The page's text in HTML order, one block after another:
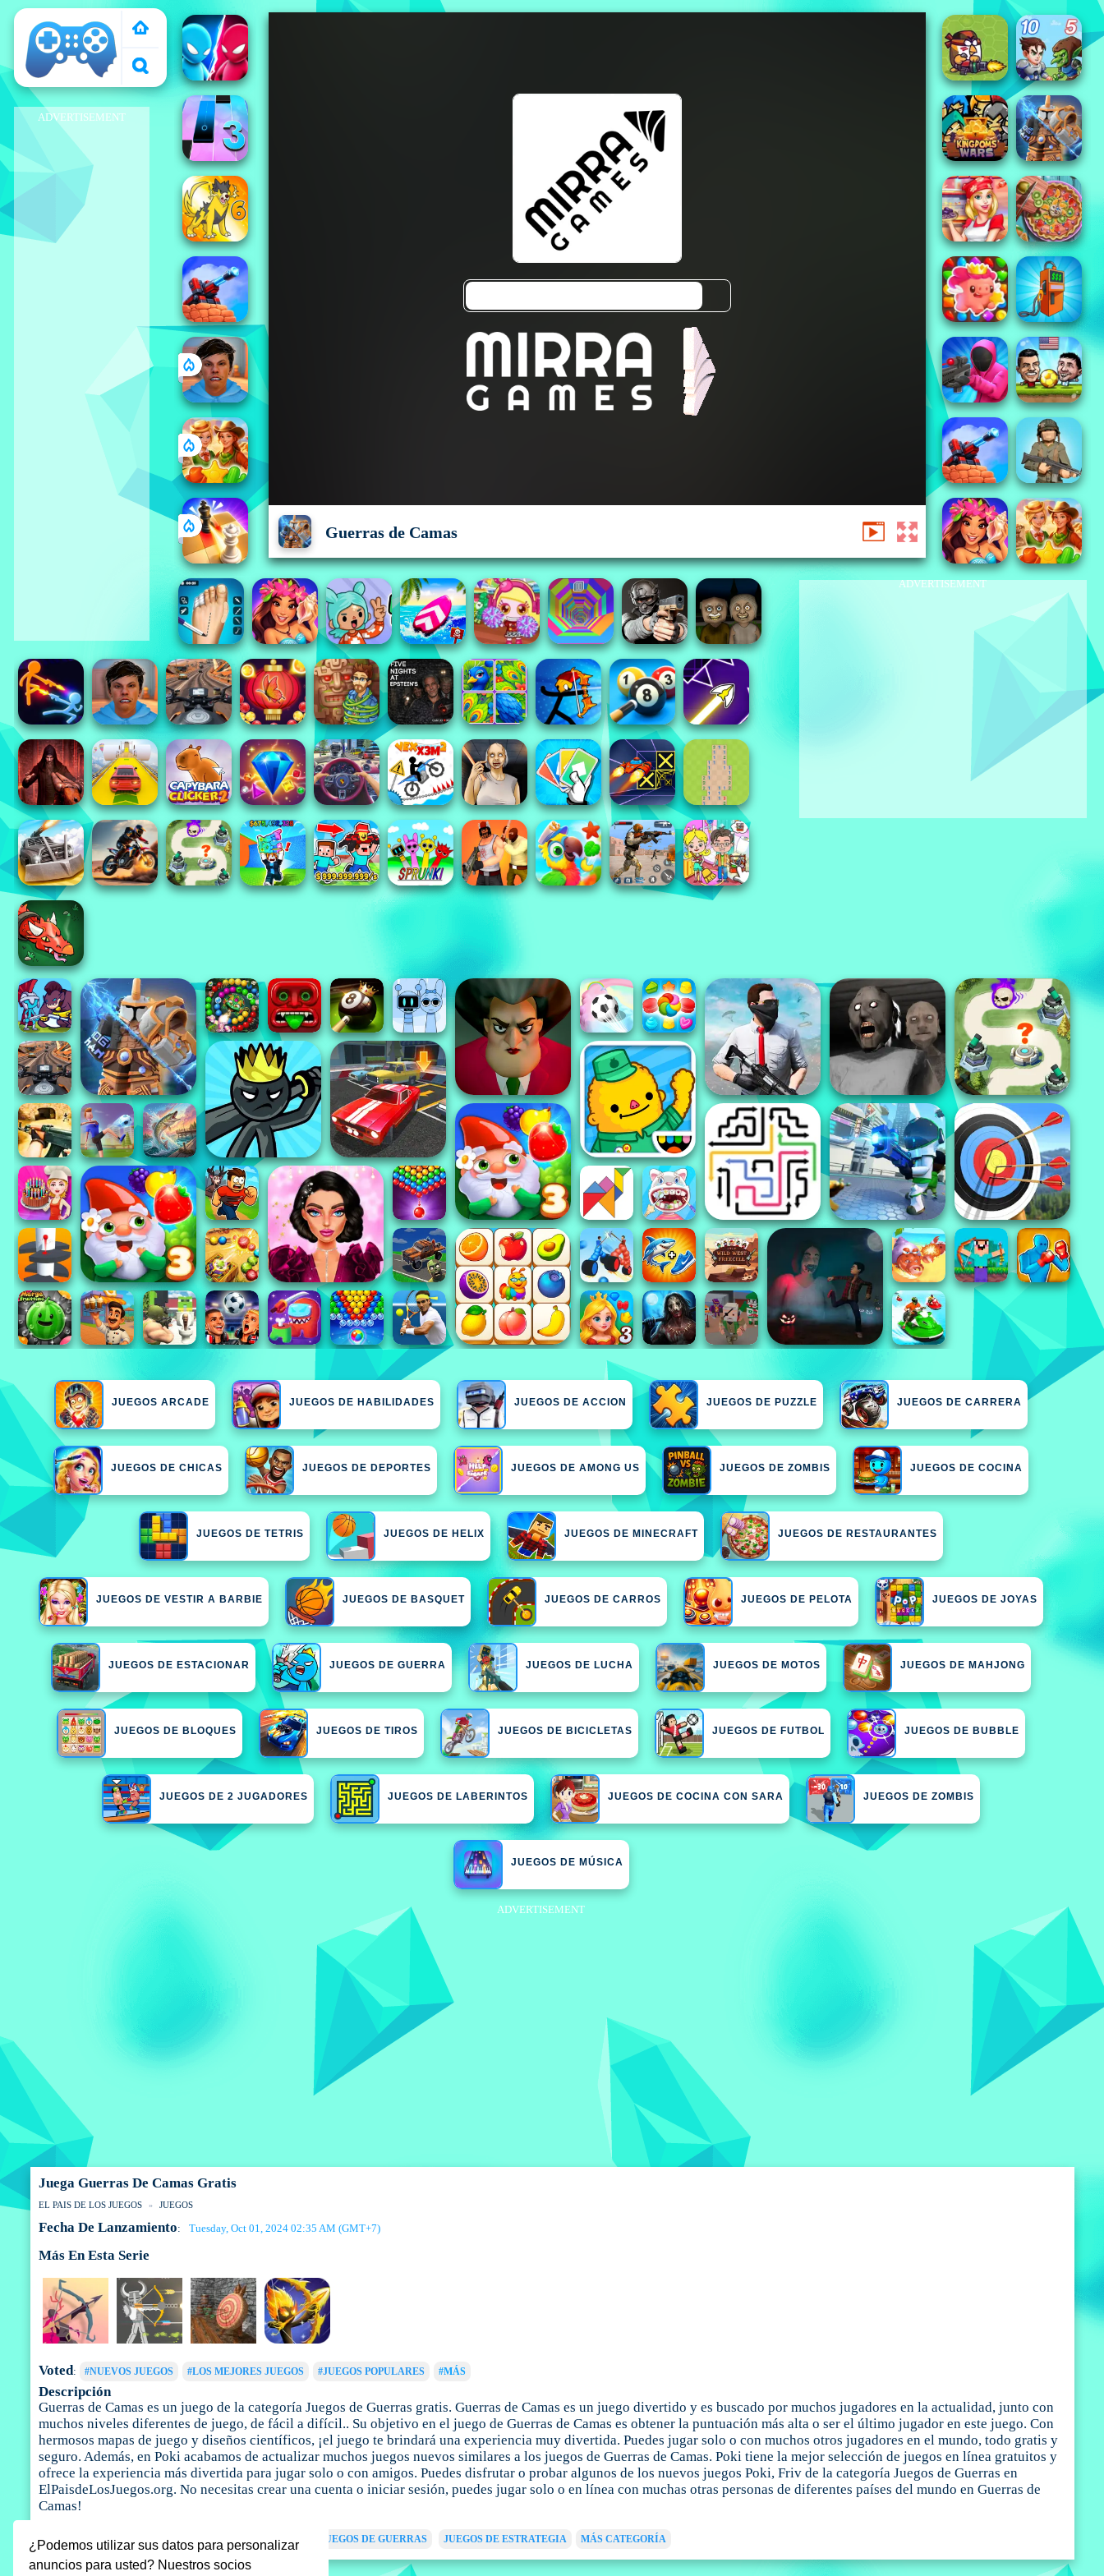
¿Podemos utilizar sus datos para personalizar
anuncios para usted? Nuestros socios
Juegos
ADVERTISEMENT
Guerras de Camas
ADVERTISEMENT
JUEGOS ARCADE JUEGOS DE HABILIDADES JUEGOS DE ACCION JUEGOS DE PUZZLE JUEGOS DE CARRERA
JUEGOS DE CHICAS JUEGOS DE DEPORTES JUEGOS DE AMONG US JUEGOS DE ZOMBIS JUEGOS DE COCINA
JUEGOS DE TETRIS JUEGOS DE HELIX JUEGOS DE MINECRAFT JUEGOS DE RESTAURANTES
JUEGOS DE VESTIR A BARBIE JUEGOS DE BASQUET JUEGOS DE CARROS JUEGOS DE PELOTA JUEGOS DE JOYAS
JUEGOS DE ESTACIONAR JUEGOS DE GUERRA JUEGOS DE LUCHA JUEGOS DE MOTOS JUEGOS DE MAHJONG
JUEGOS DE BLOQUES JUEGOS DE TIROS JUEGOS DE BICICLETAS JUEGOS DE FUTBOL JUEGOS DE BUBBLE
JUEGOS DE 2 JUGADORES JUEGOS DE LABERINTOS JUEGOS DE COCINA CON SARA JUEGOS DE ZOMBIS
JUEGOS DE MÚSICA
ADVERTISEMENT
Juega Guerras De Camas Gratis
EL PAIS DE LOS JUEGOS JUEGOS
Fecha De Lanzamiento: Tuesday, Oct 01, 2024 02:35 AM (GMT+7)
Más En Esta Serie
Voted: #NUEVOS JUEGOS #LOS MEJORES JUEGOS #JUEGOS POPULARES #MÁS
Descripción
Guerras de Camas es un juego de la categoría Juegos de Guerras gratis. Guerras de Camas es un juego divertido y es buscado por muchos jugadores en la actualidad, junto con
muchos niveles diferentes de juego, de fácil a difícil.. Su objetivo en el juego de Guerras de Camas es obtener la puntuación más alta o ser el último jugador en este juego. Con
hermosos mapas de juego y diseños científicos, ¡el juego te brindará una experiencia muy divertida. Puedes jugar solo o con muchos otros jugadores en el mundo, todo gratis y
seguro. Además, en Poki acabamos de actualizar muchos juegos nuevos similares a los juegos de Guerras de Camas. Poki tiene la mejor selección de juegos en línea gratuitos y
ofrece la experiencia más divertida para jugar solo o con amigos. Puedes disfrutar o probar algunos de los nuevos juegos Poki, Friv de la categoría Juegos de Guerras en
ElPaisdeLosJuegos.org. No necesitas crear una cuenta o iniciar sesión, puedes jugar solo o en línea con muchas otras personas de diferentes países del mundo en Guerras de
Camas!
Tags JUEGOS DE ARQUEROS JUEGOS DE LUCHA JUEGOS DE GUERRAS JUEGOS DE ESTRATEGIA MÁS CATEGORÍA